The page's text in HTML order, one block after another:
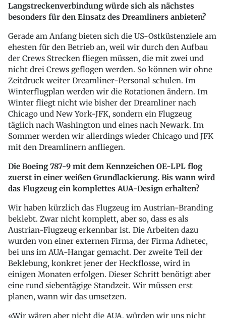
Langstreckenverbindung würde sich als nächstes
besonders für den Einsatz des Dreamliners anbieten?
Gerade am Anfang bieten sich die US-Ostküstenziele am
ehesten für den Betrieb an, weil wir durch den Aufbau
der Crews Strecken fliegen müssen, die mit zwei und
nicht drei Crews geflogen werden. So können wir ohne
Zeitdruck weiter Dreamliner-Personal schulen. Im
Winterflugplan werden wir die Rotationen ändern. Im
Winter fliegt nicht wie bisher der Dreamliner nach
Chicago und New York-JFK, sondern ein Flugzeug
täglich nach Washington und eines nach Newark. Im
Sommer werden wir allerdings wieder Chicago und JFK
mit den Dreamlinern anfliegen.
Die Boeing 787-9 mit dem Kennzeichen OE-LPL flog
zuerst in einer weißen Grundlackierung. Bis wann wird
das Flugzeug ein komplettes AUA-Design erhalten?
Wir haben kürzlich das Flugzeug im Austrian-Branding
beklebt. Zwar nicht komplett, aber so, dass es als
Austrian-Flugzeug erkennbar ist. Die Arbeiten dazu
wurden von einer externen Firma, der Firma Adhetec,
bei uns im AUA-Hangar gemacht. Der zweite Teil der
Beklebung, konkret jener der Heckflosse, wird in
einigen Monaten erfolgen. Dieser Schritt benötigt aber
eine rund siebentägige Standzeit. Wir müssen erst
planen, wann wir das umsetzen.
Wir wären aber nicht die AUA, würden wir uns nicht